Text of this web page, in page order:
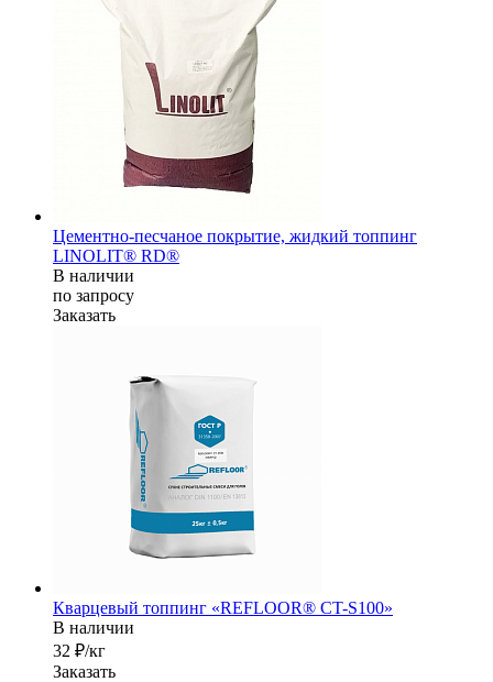
Цементно-песчаное покрытие, жидкий топпинг
LINOLIT® RD®
В наличии
по запросу
Заказать
Кварцевый топпинг «REFLOOR® CT-S100»
В наличии
32 ₽/кг
Заказать